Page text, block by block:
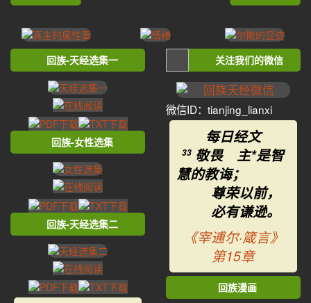
回族-天经选集一
回族-女性选集
回族-天经选集二
关注我们的微信
微信ID：tianjing_lianxi
每日经文
33 敬畏 主*是智
慧的教诲；
尊荣以前，
必有谦逊。
《宰逋尔·箴言》
第15章
回族漫画